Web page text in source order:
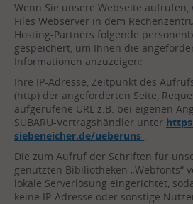
Wenn Sie unsere Webseite
Files Webserver in dem
Hosting-Partners folgende
gespeichert, um Ihnen die
Informationen anzuzeigen:
Ihre IP-Adresse, Zeitpunkt des
(http) der angeforderten Seite,
aufgerufene URL z.B. bei eigenen
SUBARU-Vertragshändler unter
siebeneicher.de/ueberuns .
Die zum Aufruf der Schriften für
genutzten Bibiliotheken „Webfonts“
lokale Serverlösung eingerichtet,
keine IP-Adresse oder sonstige